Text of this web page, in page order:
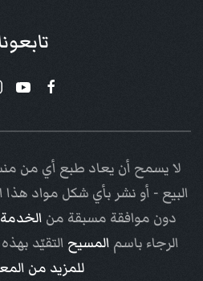
لا يسمح أن يعاد طبع أي من
البيع - أو نشر بأي شكل مواد هذا
دون موافقة مسبقة من الخدمة
الرجاء باسم المسيح التقيّد
للمزيد من